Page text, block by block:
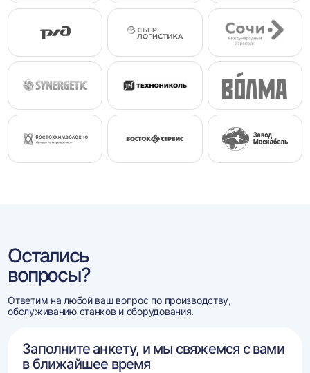
Остались
вопросы?
Ответим на любой ваш вопрос по производству,
обслуживанию станков и оборудования.
Заполните анкету, и мы свяжемся с вами
в ближайшее время